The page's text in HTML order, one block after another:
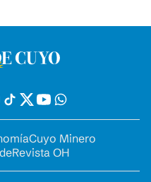
Cuyo Minero
Revista OH